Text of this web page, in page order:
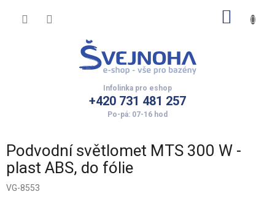
+420 731 481 257
Podvodní světlomet MTS 300 W -
plast ABS, do fólie
VG-8553